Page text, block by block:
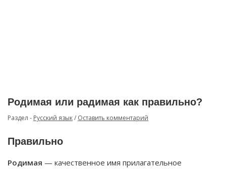
Родимая или радимая как правильно?
Раздел - Русский язык/ Оставить комментарий
Правильно
Родимая — качественное имя прилагательное